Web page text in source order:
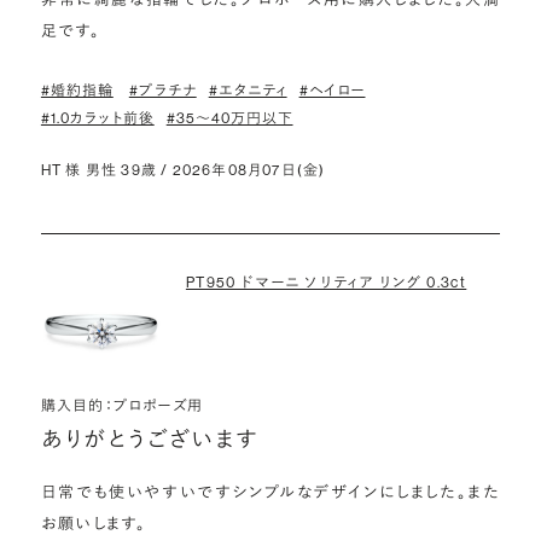
足です。
#婚約指輪 #プラチナ #エタニティ
#ヘイロー
#1.0カラット前後
#35〜40万円以下
HT 様 男性 39歳 / 2026年08月07日(金)
PT950 ドマーニ ソリティア リング 0.3ct
購入目的：プロポーズ用
ありがとうございます
日常でも使いやすいですシンプルなデザインにしました。また
お願いします。